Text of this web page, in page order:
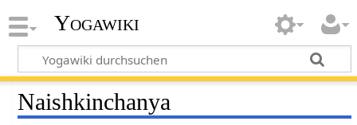
Yogawiki
Naishkinchanya